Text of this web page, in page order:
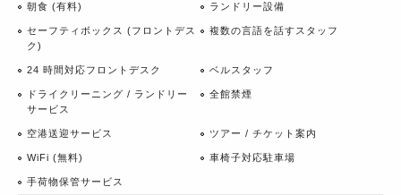
朝食 (有料) ランドリー設備
セーフティボックス (フロントデス
ク)
複数の言語を話すスタッフ
24 時間対応フロントデスク ベルスタッフ
ドライクリーニング / ランドリー
サービス
全館禁煙
空港送迎サービス ツアー / チケット案内
WiFi (無料) 車椅子対応駐車場
手荷物保管サービス